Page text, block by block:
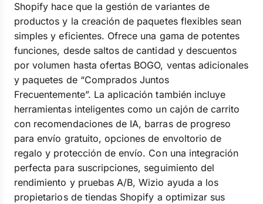
Shopify hace que la gestión de variantes de
productos y la creación de paquetes flexibles sean
simples y eficientes. Ofrece una gama de potentes
funciones, desde saltos de cantidad y descuentos
por volumen hasta ofertas BOGO, ventas adicionales
y paquetes de “Comprados Juntos
Frecuentemente”. La aplicación también incluye
herramientas inteligentes como un cajón de carrito
con recomendaciones de IA, barras de progreso
para envío gratuito, opciones de envoltorio de
regalo y protección de envío. Con una integración
perfecta para suscripciones, seguimiento del
rendimiento y pruebas A/B, Wizio ayuda a los
propietarios de tiendas Shopify a optimizar sus